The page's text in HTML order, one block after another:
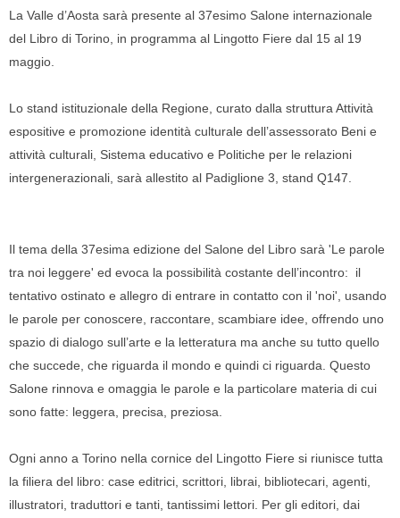
La Valle d’Aosta sarà presente al 37esimo Salone internazionale
del Libro di Torino, in programma al Lingotto Fiere dal 15 al 19
maggio.
Lo stand istituzionale della Regione, curato dalla struttura Attività
espositive e promozione identità culturale dell’assessorato Beni e
attività culturali, Sistema educativo e Politiche per le relazioni
intergenerazionali, sarà allestito al Padiglione 3, stand Q147.
Il tema della 37esima edizione del Salone del Libro sarà 'Le parole
tra noi leggere' ed evoca la possibilità costante dell’incontro: il
tentativo ostinato e allegro di entrare in contatto con il 'noi', usando
le parole per conoscere, raccontare, scambiare idee, offrendo uno
spazio di dialogo sull’arte e la letteratura ma anche su tutto quello
che succede, che riguarda il mondo e quindi ci riguarda. Questo
Salone rinnova e omaggia le parole e la particolare materia di cui
sono fatte: leggera, precisa, preziosa.
Ogni anno a Torino nella cornice del Lingotto Fiere si riunisce tutta
la filiera del libro: case editrici, scrittori, librai, bibliotecari, agenti,
illustratori, traduttori e tanti, tantissimi lettori. Per gli editori, dai